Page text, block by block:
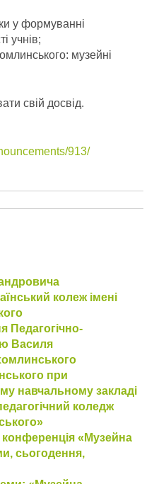
у формуванні
учнів;
музейні
свій досвід.
913/
колеж імені
Педагогічно-
Василя
при
навчальному закладі
коледж
конференція «Музейна
сьогодення,